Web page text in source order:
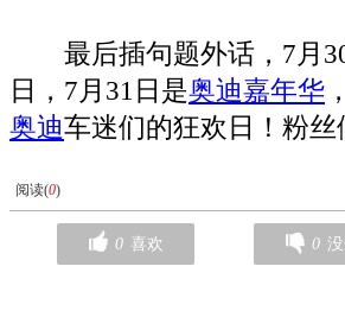
最后插句题外话，7月
日，7月31日是奥迪嘉年华
奥迪车迷们的狂欢日！粉
阅读(0)
0 喜欢 0